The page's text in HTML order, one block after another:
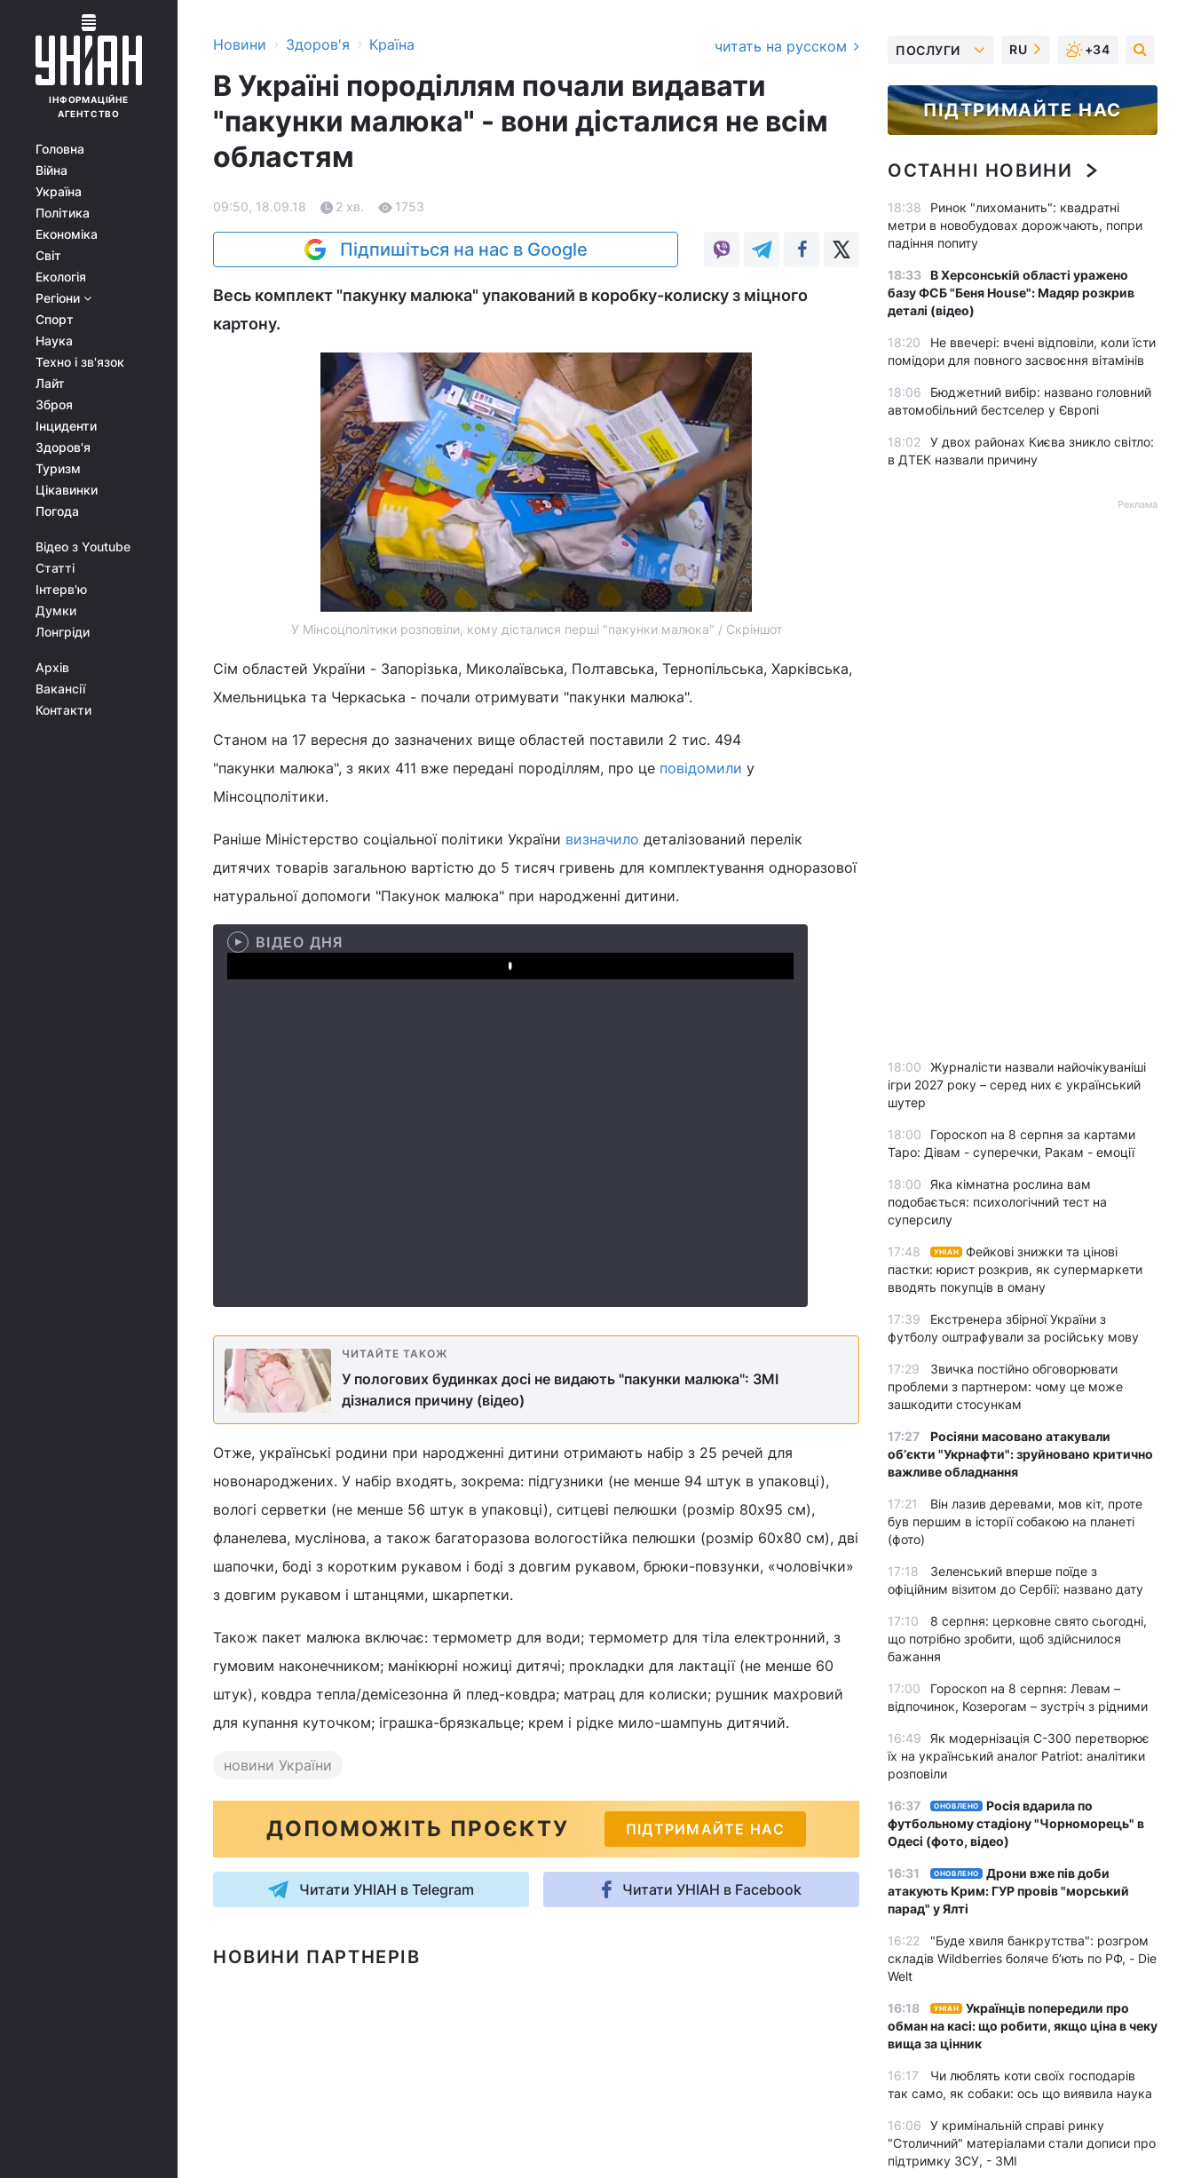
ІНФОРМАЦІЙНЕ
АГЕНТСТВО
Головна
Війна
Україна
Політика
Економіка
Світ
Екологія
Регіони
Спорт
Наука
Техно і зв'язок
Лайт
Зброя
Інциденти
Здоров'я
Туризм
Цікавинки
Погода
Відео з Youtube
Статті
Інтерв'ю
Думки
Лонгріди
Архів
Вакансії
Контакти
Новини › Здоров'я › Країна читать на русском
В Україні породіллям почали видавати
"пакунки малюка" - вони дісталися не всім
областям
09:50, 18.09.18 2 хв. 1753
Підпишіться на нас в Google
Весь комплект "пакунку малюка" упакований в коробку-колиску з міцного
картону.
У Мінсоцполітики розповіли, кому дісталися перші "пакунки малюка" / Скріншот
Сім областей України - Запорізька, Миколаївська, Полтавська, Тернопільська, Харківська,
Хмельницька та Черкаська - почали отримувати "пакунки малюка".
Станом на 17 вересня до зазначених вище областей поставили 2 тис. 494
"пакунки малюка", з яких 411 вже передані породіллям, про це повідомили у
Мінсоцполітики.
Раніше Міністерство соціальної політики України визначило деталізований перелік
дитячих товарів загальною вартістю до 5 тисяч гривень для комплектування одноразової
натуральної допомоги "Пакунок малюка" при народженні дитини.
ВІДЕО ДНЯ
Play
ЧИТАЙТЕ ТАКОЖ
У пологових будинках досі не видають "пакунки малюка": ЗМІ
дізналися причину (відео)
Отже, українські родини при народженні дитини отримають набір з 25 речей для
новонароджених. У набір входять, зокрема: підгузники (не менше 94 штук в упаковці),
вологі серветки (не менше 56 штук в упаковці), ситцеві пелюшки (розмір 80x95 см),
фланелева, муслінова, а також багаторазова вологостійка пелюшки (розмір 60х80 см), дві
шапочки, боді з коротким рукавом і боді з довгим рукавом, брюки-повзунки, «чоловічки»
з довгим рукавом і штанцями, шкарпетки.
Також пакет малюка включає: термометр для води; термометр для тіла електронний, з
гумовим наконечником; манікюрні ножиці дитячі; прокладки для лактації (не менше 60
штук), ковдра тепла/демісезонна й плед-ковдра; матрац для колиски; рушник махровий
для купання куточком; іграшка-брязкальце; крем і рідке мило-шампунь дитячий.
новини України
ДОПОМОЖІТЬ ПРОЄКТУ ПІДТРИМАЙТЕ НАС
Читати УНІАН в Telegram Читати УНІАН в Facebook
НОВИНИ ПАРТНЕРІВ
ПОСЛУГИ RU +34
ПІДТРИМАЙТЕ НАС
ОСТАННІ НОВИНИ
18:38
Ринок "лихоманить": квадратні
метри в новобудовах дорожчають, попри
падіння попиту
18:33 В Херсонській області уражено
базу ФСБ "Беня House": Мадяр розкрив
деталі (відео)
18:20
Не ввечері: вчені відповіли, коли їсти
помідори для повного засвоєння вітамінів
18:06
Бюджетний вибір: названо головний
автомобільний бестселер у Європі
18:02
У двох районах Києва зникло світло:
в ДТЕК назвали причину
Реклама
18:00
Журналісти назвали найочікуваніші
ігри 2027 року – серед них є український
шутер
18:00
Гороскоп на 8 серпня за картами
Таро: Дівам - суперечки, Ракам - емоції
18:00
Яка кімнатна рослина вам
подобається: психологічний тест на
суперсилу
17:48 УНІАН
Фейкові знижки та цінові
пастки: юрист розкрив, як супермаркети
вводять покупців в оману
17:39
Екстренера збірної України з
футболу оштрафували за російську мову
17:29
Звичка постійно обговорювати
проблеми з партнером: чому це може
зашкодити стосункам
17:27
Росіяни масовано атакували
обʼєкти "Укрнафти": зруйновано критично
важливе обладнання
17:21
Він лазив деревами, мов кіт, проте
був першим в історії собакою на планеті
(фото)
17:18
Зеленський вперше поїде з
офіційним візитом до Сербії: названо дату
17:10
8 серпня: церковне свято сьогодні,
що потрібно зробити, щоб здійснилося
бажання
17:00
Гороскоп на 8 серпня: Левам –
відпочинок, Козерогам – зустріч з рідними
16:49
Як модернізація С-300 перетворює
їх на український аналог Patriot: аналітики
розповіли
16:37 ОНОВЛЕНО
Росія вдарила по
футбольному стадіону "Чорноморець" в
Одесі (фото, відео)
16:31 ОНОВЛЕНО
Дрони вже пів доби
атакують Крим: ГУР провів "морський
парад" у Ялті
16:22
"Буде хвиля банкрутства": розгром
складів Wildberries боляче бʼють по РФ, - Die
Welt
16:18 УНІАН
Українців попередили про
обман на касі: що робити, якщо ціна в чеку
вища за цінник
16:17
Чи люблять коти своїх господарів
так само, як собаки: ось що виявила наука
16:06
У кримінальній справі ринку
"Столичний" матеріалами стали дописи про
підтримку ЗСУ, - ЗМІ